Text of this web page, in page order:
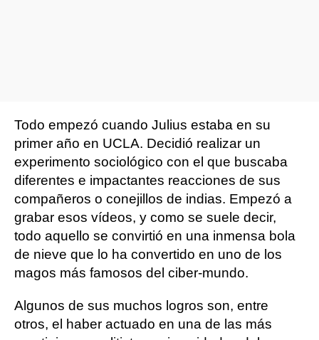
Todo empezó cuando Julius estaba en su
primer año en UCLA. Decidió realizar un
experimento sociológico con el que buscaba
diferentes e impactantes reacciones de sus
compañeros o conejillos de indias. Empezó a
grabar esos vídeos, y como se suele decir,
todo aquello se convirtió en una inmensa bola
de nieve que lo ha convertido en uno de los
magos más famosos del ciber-mundo.
Algunos de sus muchos logros son, entre
otros, el haber actuado en una de las más